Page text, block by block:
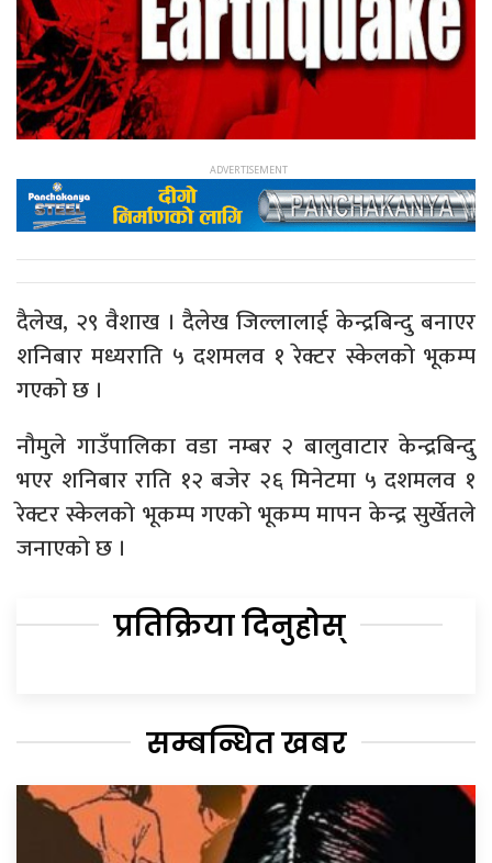
दैलेख, २९ वैशाख । दैलेख जिल्लालाई केन्द्रबिन्दु बनाएर
शनिबार मध्यराति ५ दशमलव १ रेक्टर स्केलको भूकम्प
गएको छ ।
नौमुले गाउँपालिका वडा नम्बर २ बालुवाटार केन्द्रबिन्दु
भएर शनिबार राति १२ बजेर २६ मिनेटमा ५ दशमलव १
रेक्टर स्केलको भूकम्प गएको भूकम्प मापन केन्द्र सुर्खेतले
जनाएको छ ।
प्रतिक्रिया दिनुहोस्
सम्बन्धित खबर